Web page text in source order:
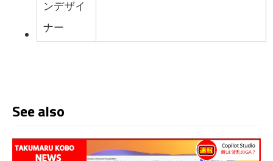
ンデザイ
ナー
See also